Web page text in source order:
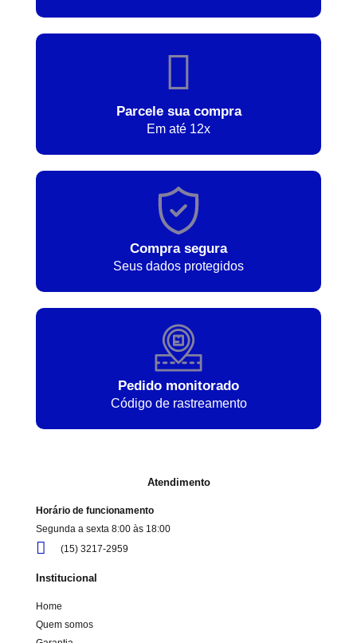
Parcele sua compra
Em até 12x
Compra segura
Seus dados protegidos
Pedido monitorado
Código de rastreamento
Atendimento
Horário de funcionamento
Segunda a sexta 8:00 às 18:00
(15) 3217-2959
Institucional
Home
Quem somos